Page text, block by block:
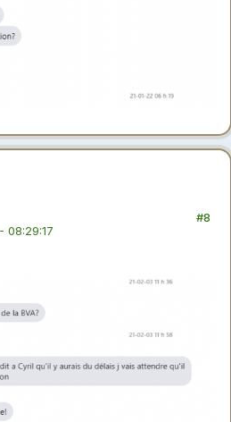
08:29:17
#8